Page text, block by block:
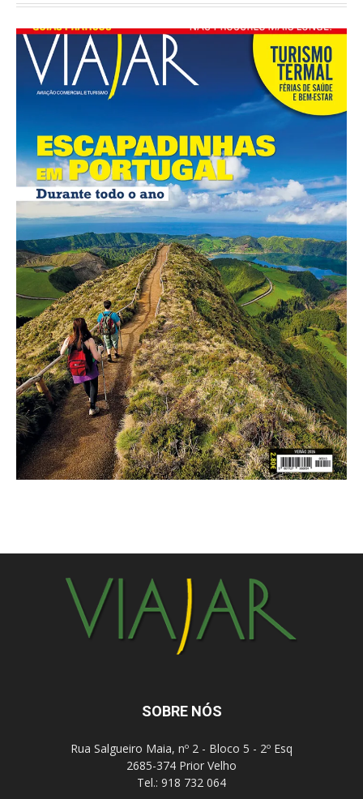
SOBRE NÓS
Rua Salgueiro Maia, nº 2 - Bloco 5 - 2º Esq
2685-374 Prior Velho
Tel.: 918 732 064